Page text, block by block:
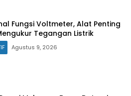
Fungsi Voltmeter, Alat Penting
Tegangan Listrik
Agustus 9, 2026